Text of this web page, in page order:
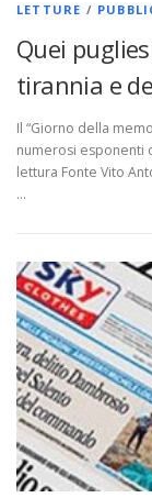
LETTURE /
Quei
tirannia e
Il “Giorno della
numerosi esponenti
lettura Fonte Vito
…